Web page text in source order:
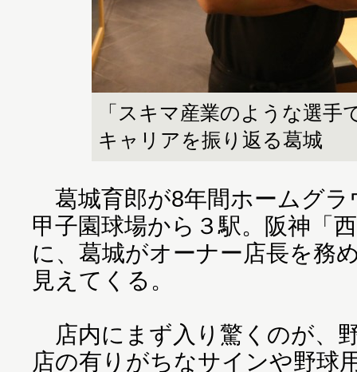
「スキマ産業のような選手
キャリアを振り返る葛城
葛城育郎が8年間ホームグ
甲子園球場から３駅。阪神「
に、葛城がオーナー店長を務
見えてくる。
店内にまず入り驚くのが、
店の有りがちなサインや野球